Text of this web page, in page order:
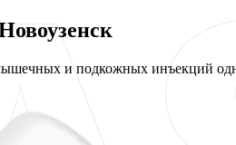
и подкожных инъекций